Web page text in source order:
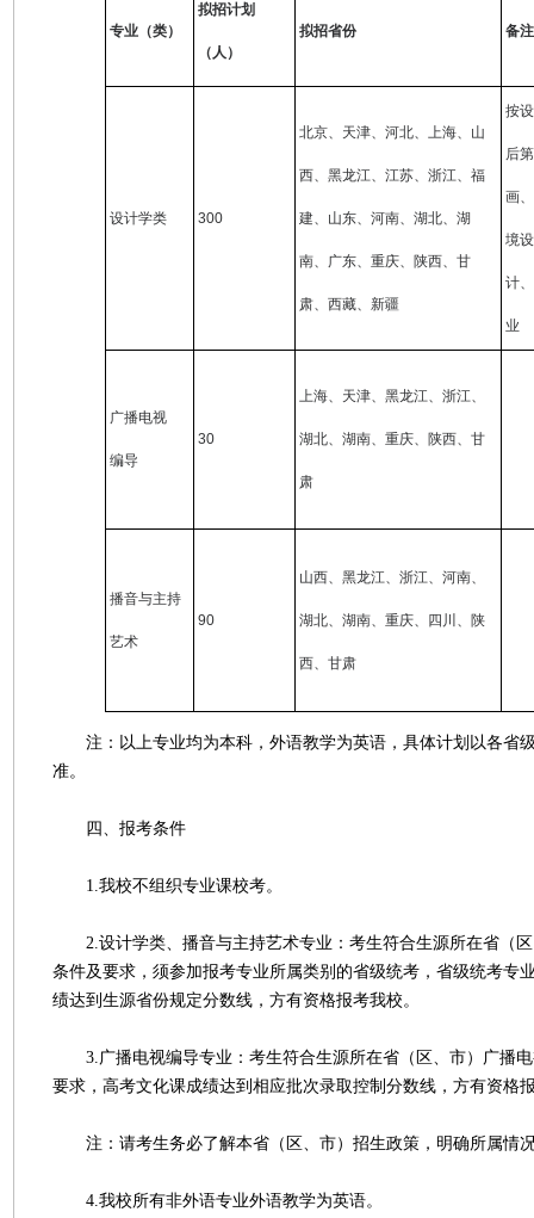
专业（类）
拟招计划
（人）
拟招省份 备注
设计学类 300
北京、天津、河北、上海、山
西、黑龙江、江苏、浙江、福
建、山东、河南、湖北、湖
南、广东、重庆、陕西、甘
肃、西藏、新疆
按
后
画
境
计
业
广播电视
编导
30
上海、天津、黑龙江、浙江、
湖北、湖南、重庆、陕西、甘
肃
播音与主持
艺术
90
山西、黑龙江、浙江、河南、
湖北、湖南、重庆、四川、陕
西、甘肃
注：以上专业均为本科，外语教学为英语，具体计划以各省
准。
四、报考条件
1.我校不组织专业课校考。
2.设计学类、播音与主持艺术专业：考生符合生源所在省（区
条件及要求，须参加报考专业所属类别的省级统考，省级统考专
绩达到生源省份规定分数线，方有资格报考我校。
3.广播电视编导专业：考生符合生源所在省（区、市）广播电
要求，高考文化课成绩达到相应批次录取控制分数线，方有资格
注：请考生务必了解本省（区、市）招生政策，明确所属情
4.我校所有非外语专业外语教学为英语。